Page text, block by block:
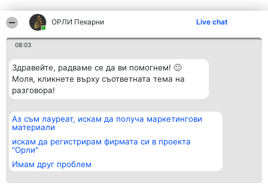
ОРЛИ Пекарни Live chat
08:03
Здравейте, радваме се да ви помогнем! 🙂
Моля, кликнете върху съответната тема на
разговора!
Аз съм лауреат, искам да получа маркетингови
материали
искам да регистрирам фирмата си в проекта
"Орли"
Имам друг проблем
Организатор на
класиране
BulevardulAleea Timișul De
Sus Nr. 2, Bl. A30, Sc. A, Et.
4, Ap. 13
București 53-238
Класация
всички
Статут/Устав
Контакти